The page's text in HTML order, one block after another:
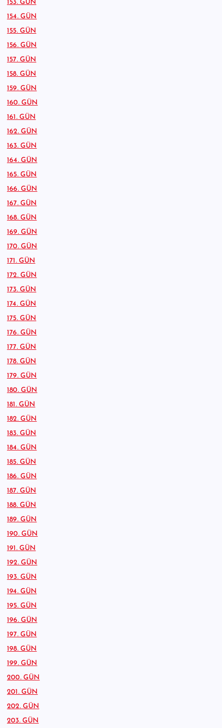
153. GÜN
154. GÜN
155. GÜN
156. GÜN
157. GÜN
158. GÜN
159. GÜN
160. GÜN
161. GÜN
162. GÜN
163. GÜN
164. GÜN
165. GÜN
166. GÜN
167. GÜN
168. GÜN
169. GÜN
170. GÜN
171. GÜN
172. GÜN
173. GÜN
174. GÜN
175. GÜN
176. GÜN
177. GÜN
178. GÜN
179. GÜN
180. GÜN
181. GÜN
182. GÜN
183. GÜN
184. GÜN
185. GÜN
186. GÜN
187. GÜN
188. GÜN
189. GÜN
190. GÜN
191. GÜN
192. GÜN
193. GÜN
194. GÜN
195. GÜN
196. GÜN
197. GÜN
198. GÜN
199. GÜN
200. GÜN
201. GÜN
202. GÜN
203. GÜN